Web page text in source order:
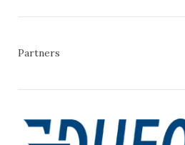
Partners